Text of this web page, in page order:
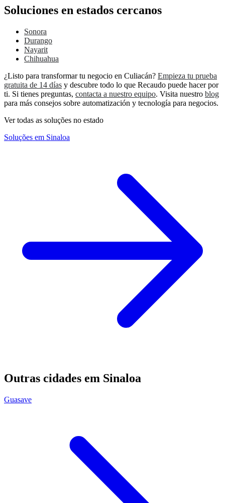
Soluciones en estados cercanos
Sonora
Durango
Nayarit
Chihuahua
¿Listo para transformar tu negocio en Culiacán? Empieza tu prueba
gratuita de 14 días y descubre todo lo que Recaudo puede hacer por
ti. Si tienes preguntas, contacta a nuestro equipo. Visita nuestro blog
para más consejos sobre automatización y tecnología para negocios.
Ver todas as soluções no estado
Soluções em Sinaloa
Outras cidades em Sinaloa
Guasave